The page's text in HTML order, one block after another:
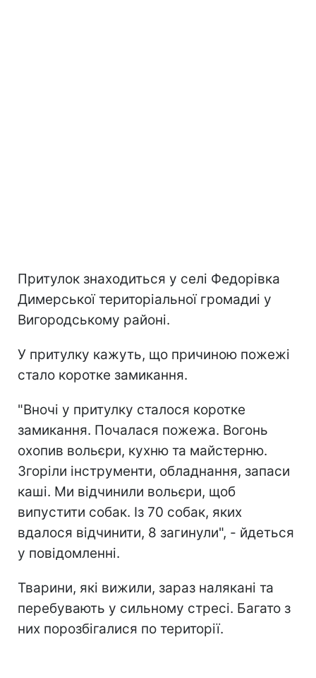
Притулок знаходиться у селі Федорівка
Димерської територіальної громадиі у
Вигородському районі.
У притулку кажуть, що причиною пожежі
стало коротке замикання.
"Вночі у притулку сталося коротке
замикання. Почалася пожежа. Вогонь
охопив вольєри, кухню та майстерню.
Згоріли інструменти, обладнання, запаси
каші. Ми відчинили вольєри, щоб
випустити собак. Із 70 собак, яких
вдалося відчинити, 8 загинули", - йдеться
у повідомленні.
Тварини, які вижили, зараз налякані та
перебувають у сильному стресі. Багато з
них порозбігалися по території.